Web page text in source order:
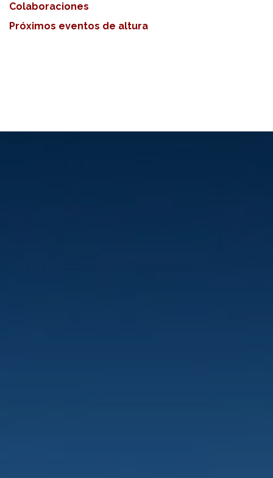
Colaboraciones
Próximos eventos de altura